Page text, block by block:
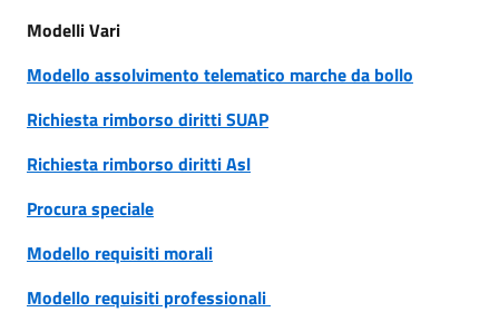
Modelli Vari
Modello assolvimento telematico marche da bollo
Richiesta rimborso diritti SUAP
Richiesta rimborso diritti Asl
Procura speciale
Modello requisiti morali
Modello requisiti professionali